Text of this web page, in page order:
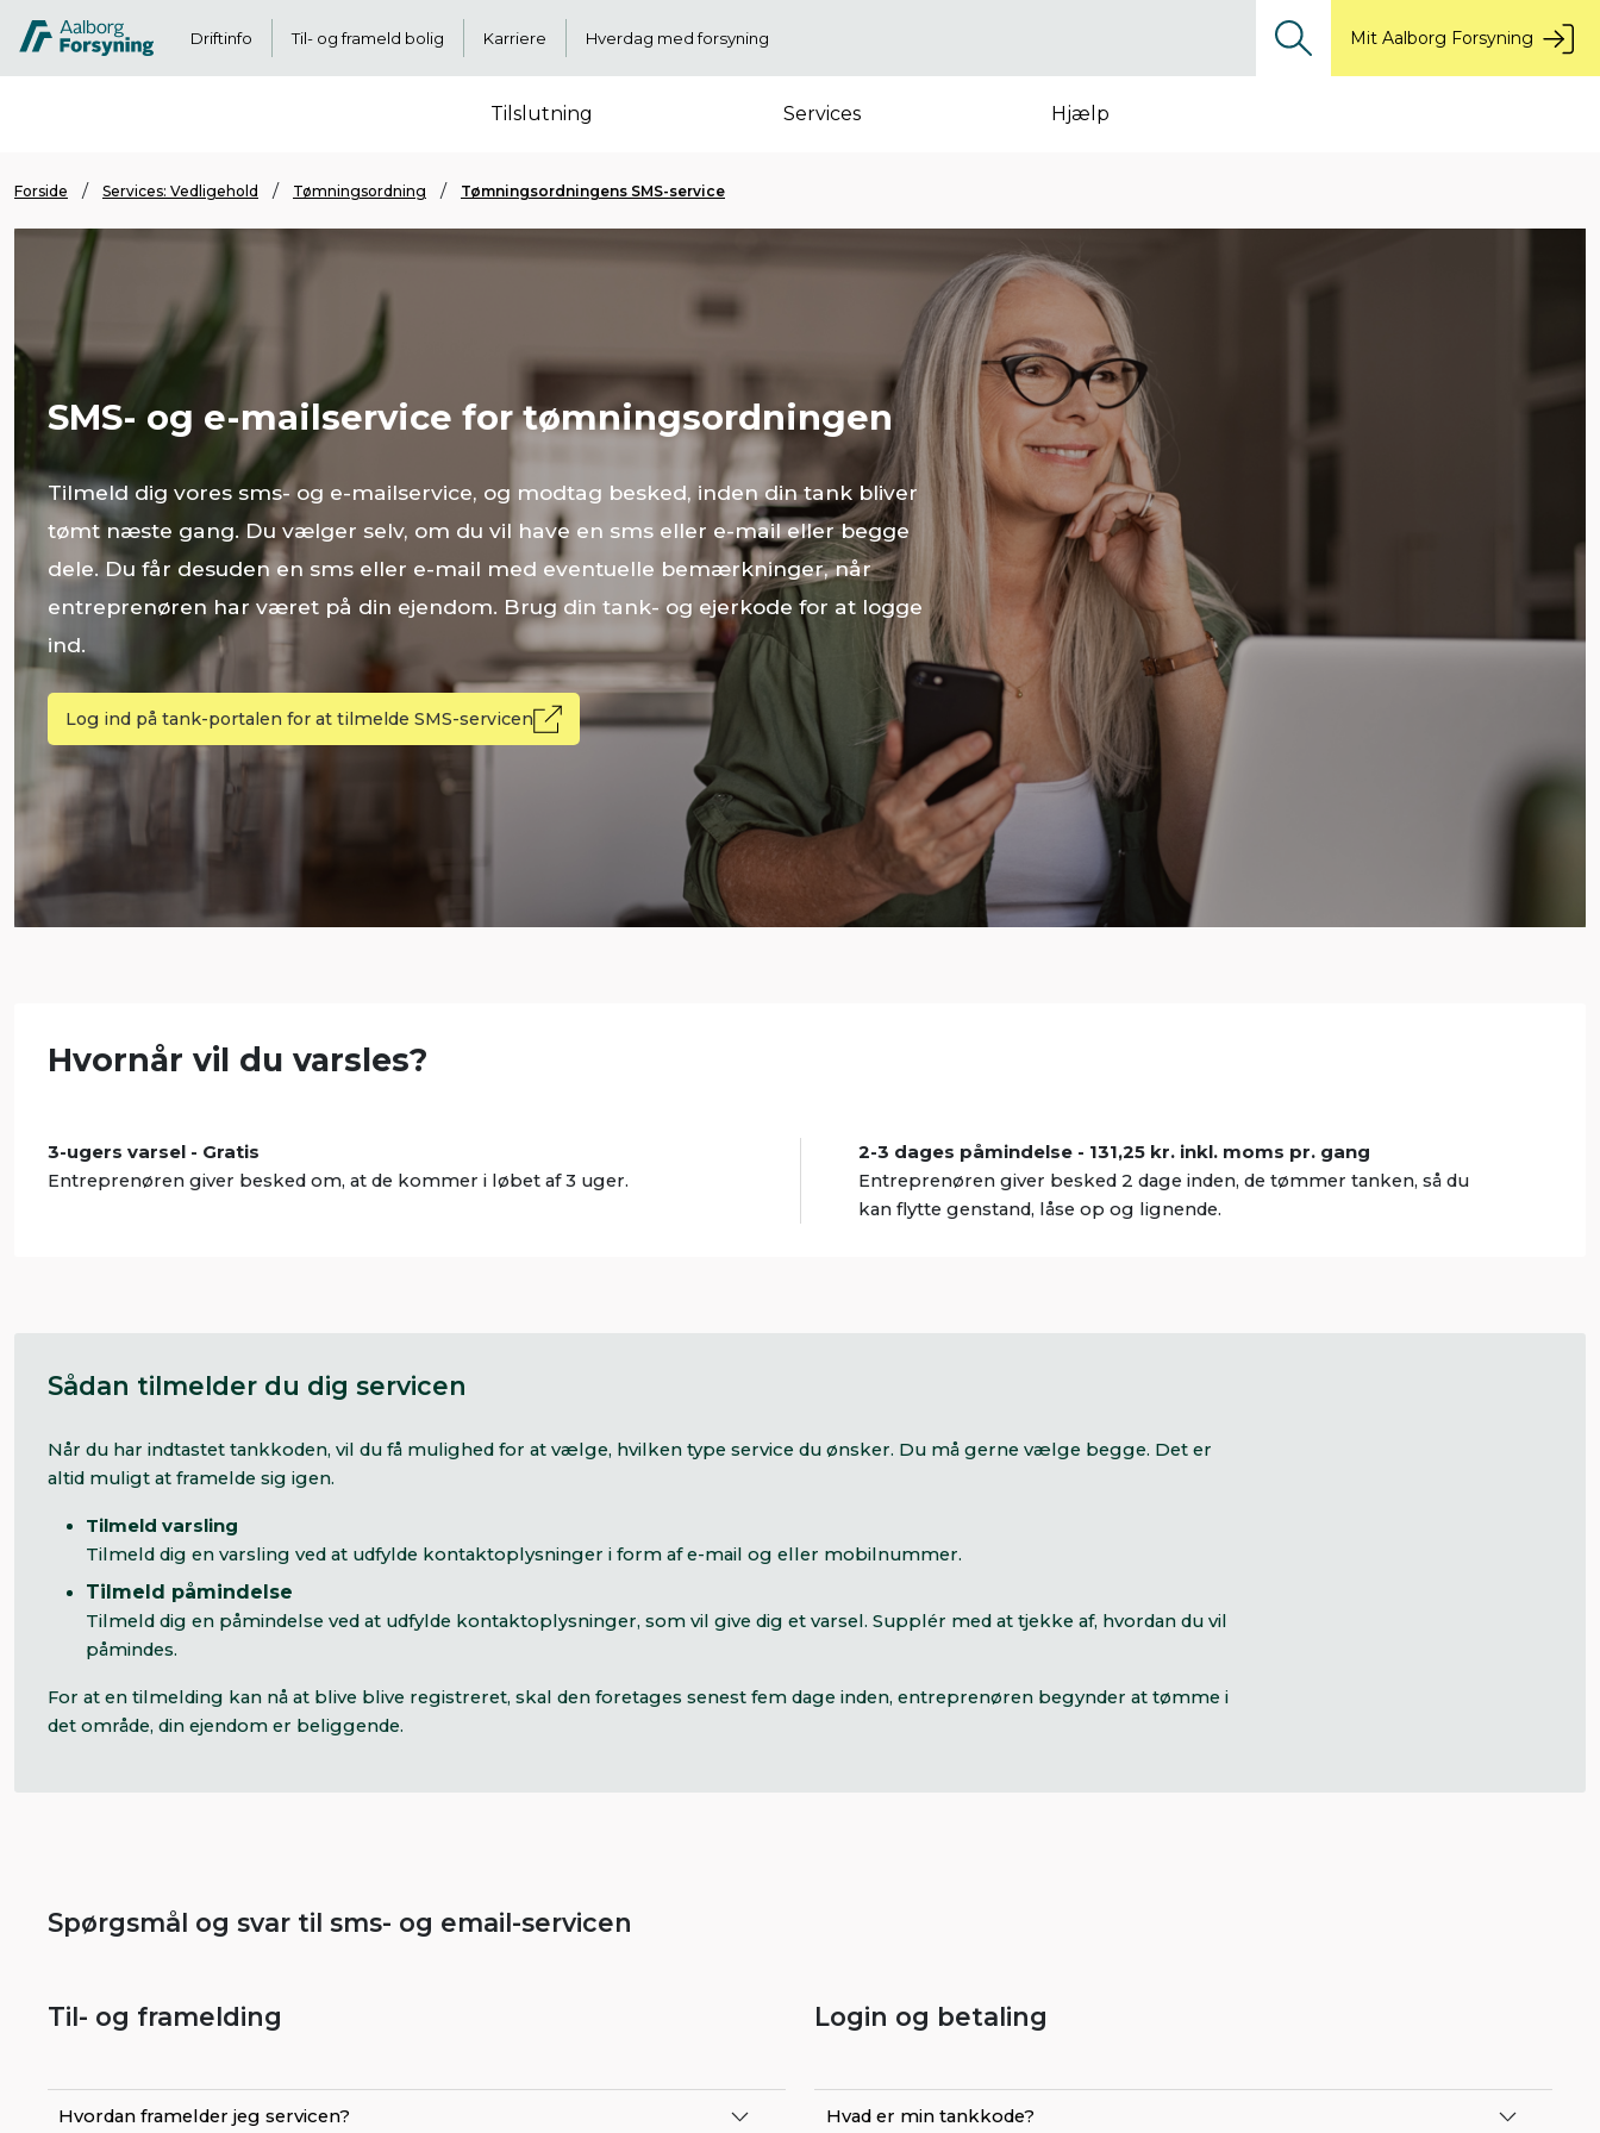
Driftinfo Til- og frameld bolig Karriere Hverdag med forsyning Mit Aalborg Forsyning
Tilslutning Services Hjælp
Forside Services: Vedligehold Tømningsordning Tømningsordningens SMS-service
SMS- og e-mailservice for tømningsordningen
Tilmeld dig vores sms- og e-mailservice, og modtag besked, inden din tank bliver
tømt næste gang. Du vælger selv, om du vil have en sms eller e-mail eller begge
dele. Du får desuden en sms eller e-mail med eventuelle bemærkninger, når
entreprenøren har været på din ejendom. Brug din tank- og ejerkode for at logge
ind.
Log ind på tank-portalen for at tilmelde SMS-servicen
Hvornår vil du varsles?
3-ugers varsel - Gratis
Entreprenøren giver besked om, at de kommer i løbet af 3 uger.
2-3 dages påmindelse - 131,25 kr. inkl. moms pr. gang
Entreprenøren giver besked 2 dage inden, de tømmer tanken, så du
kan flytte genstand, låse op og lignende.
Sådan tilmelder du dig servicen
Når du har indtastet tankkoden, vil du få mulighed for at vælge, hvilken type service du ønsker. Du må gerne vælge begge. Det er
altid muligt at framelde sig igen.
Tilmeld varsling
Tilmeld dig en varsling ved at udfylde kontaktoplysninger i form af e-mail og eller mobilnummer.
Tilmeld påmindelse
Tilmeld dig en påmindelse ved at udfylde kontaktoplysninger, som vil give dig et varsel. Supplér med at tjekke af, hvordan du vil
påmindes.
For at en tilmelding kan nå at blive blive registreret, skal den foretages senest fem dage inden, entreprenøren begynder at tømme i
det område, din ejendom er beliggende.
Spørgsmål og svar til sms- og email-servicen
Til- og framelding
Hvordan framelder jeg servicen?
Login og betaling
Hvad er min tankkode?